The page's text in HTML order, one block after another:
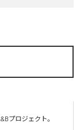
プロジェクト。